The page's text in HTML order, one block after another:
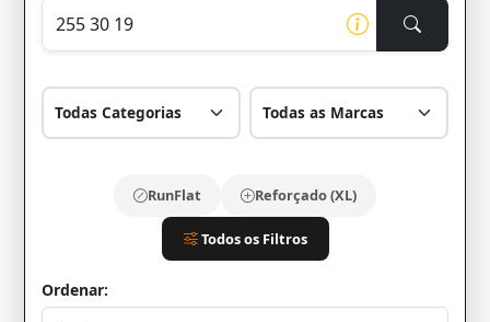
RunFlat Reforçado (XL)
Todos os Filtros
Ordenar: